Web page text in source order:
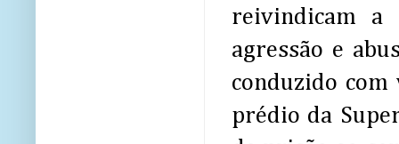
reivindicam a
agressão e
conduzido
prédio da